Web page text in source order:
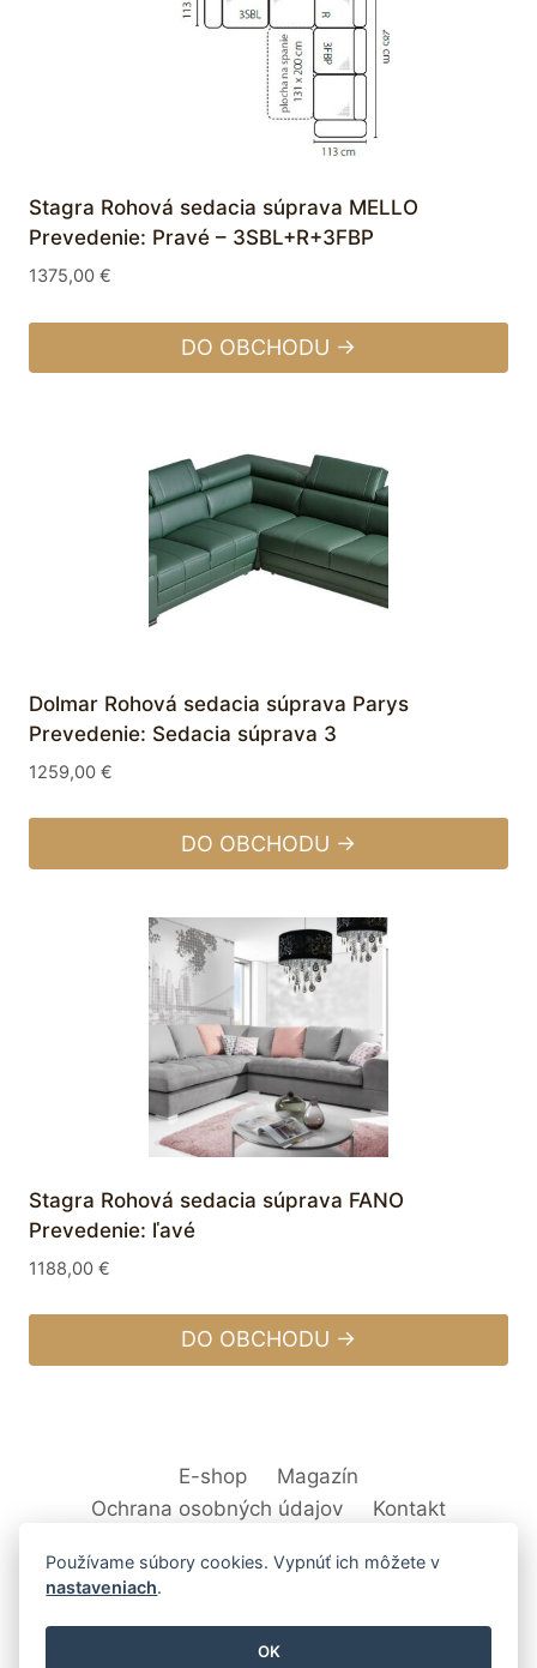
Stagra Rohová sedacia súprava MELLO
Prevedenie: Pravé – 3SBL+R+3FBP
1375,00 €
DO OBCHODU →
Dolmar Rohová sedacia súprava Parys
Prevedenie: Sedacia súprava 3
1259,00 €
DO OBCHODU →
Stagra Rohová sedacia súprava FANO
Prevedenie: ľavé
1188,00 €
DO OBCHODU →
E-shop
Magazín
Ochrana osobných údajov
Kontakt
© 2026 Svet Interiéru - kuchyňa, kúpeľne,
Používame súbory cookies. Vypnúť ich môžete v
nastaveniach.
OK